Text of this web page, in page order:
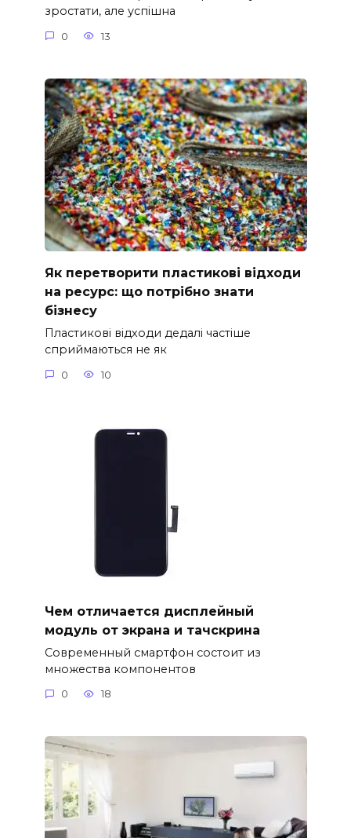
зростати, але успішна
0 13
Як перетворити пластикові відходи
на ресурс: що потрібно знати
бізнесу
Пластикові відходи дедалі частіше
сприймаються не як
0 10
Чем отличается дисплейный
модуль от экрана и тачскрина
Современный смартфон состоит из
множества компонентов
0 18